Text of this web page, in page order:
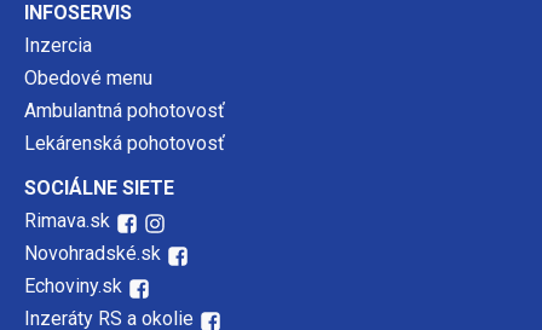
INFOSERVIS
Inzercia
Obedové menu
Ambulantná pohotovosť
Lekárenská pohotovosť
SOCIÁLNE SIETE
Rimava.sk
Novohradské.sk
Echoviny.sk
Inzeráty RS a okolie